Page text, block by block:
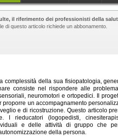
il riferimento dei professionisti della
di questo articolo richiede un abbonamento.
complessità della sua fisiopatologia,
consiste nel rispondere alle
neuromotori e ortopedici. Il
un accompagnamento
e di ricostruzione. Questo articolo
I rieducatori (logopedisti,
e delle attività di gruppo che
della persona.